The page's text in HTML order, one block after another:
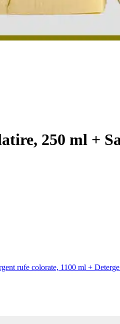
250 ml +
rufe colorate, 1100 ml +